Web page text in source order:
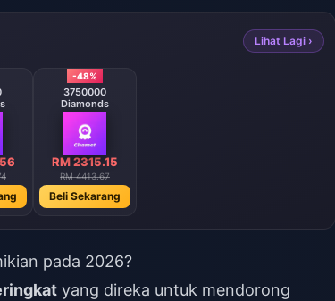
Lihat Lagi ›
-48%
3750000
Diamonds
RM 2315.15
RM 4413.67
Beli Sekarang
pada 2026?
yang direka untuk mendorong